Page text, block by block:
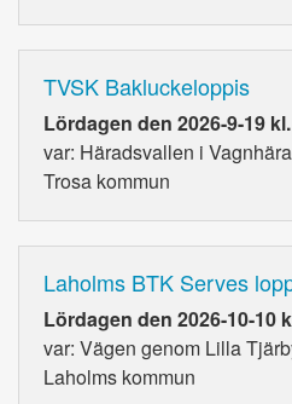
TVSK Bakluckeloppis
Lördagen den 2026-9-19
var: Häradsvallen i
Trosa kommun
Laholms BTK Serves
Lördagen den 2026-10-10
var: Vägen genom Lilla
Laholms kommun